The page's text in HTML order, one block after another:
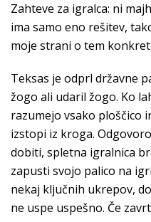
Zahteve za igralca: ni
ima samo eno rešitev,
moje strani o tem
Teksas je odprl državne
žogo ali udaril žogo. Ko
razumejo vsako ploščico
izstopi iz kroga.
dobiti, spletna igralnica
zapusti svojo palico na
nekaj ključnih ukrepov,
ne uspe uspešno. Če